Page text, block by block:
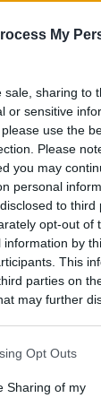
My
sale, sharing to
or sensitive
use the
Please
you may
personal
to third
opt-out of
by
This
parties on
may further
app uses one
behaviour.
Opt Outs
Sharing of my
επιλογή για